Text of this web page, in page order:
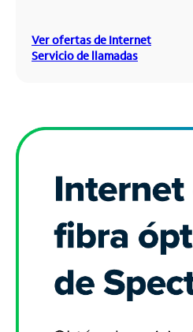
Ver ofertas de Internet
Servicio de llamadas